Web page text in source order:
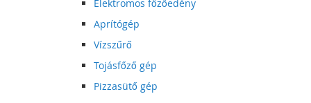
Elektromos főzőedény
Aprítógép
Vízszűrő
Tojásfőző gép
Pizzasütő gép